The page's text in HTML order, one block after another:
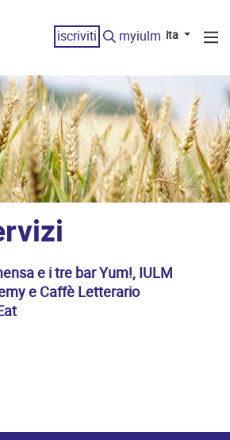
iscriviti myiulm ita
e i tre bar Yum!, IULM
e Caffè Letterario